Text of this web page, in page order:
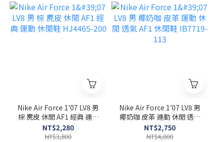
Nike Air Force 1'07 LV8 男
棕 麂皮 休閒 AF1 經典 運動
休閒鞋 HJ4465-200
NT$2,280
NT$3,800
Nike Air Force 1'07 LV8 男
椰奶咖 皮革 運動 休閒 透氣
AF1 休閒鞋 IB7719-113
NT$2,750
NT$4,000